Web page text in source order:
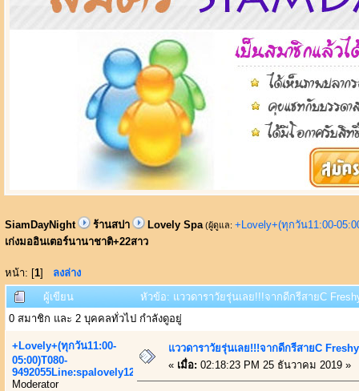
SiamDayNight ร้านสปา Lovely Spa (ผู้ดูแล: +Lovely+(ทุกวัน11:00-
เก่งมออินเตอร์นานาชาติ+22สาว
หน้า: [1] ลงล่าง
ผู้เขียน
หัวข้อ: แววดาราวัยรุ่นเลย!!!จากดีกรีสายC
0 สมาชิก และ 2 บุคคลทั่วไป กำลังดูอยู่
+Lovely+(ทุกวัน11:00-
05:00)T080-
9492055Line:spalovely123
Moderator
แววดาราวัยรุ่นเลย!!!จากดีกรีสายC
« เมื่อ: 02:18:23 PM 25 ธันวาคม 2019 »